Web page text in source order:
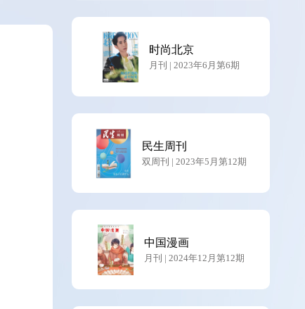
时尚北京
月刊 | 2023年6月第6期
民生周刊
双周刊 | 2023年5月第12期
中国漫画
月刊 | 2024年12月第12期